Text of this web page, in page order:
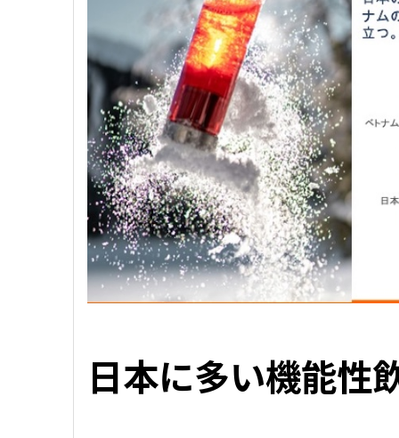
日本に多い機能性